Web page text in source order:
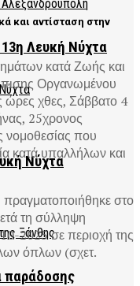
Λευκή Νύχτα
Νύχτα
παράδοσης
και αντίσταση στην
κατά Ζωής και
Οργανωμένου
ώρες χθες, Σάββατο 4
25χρονος
νομοθεσίας που
κατά υπαλλήλων και
στο
τη σύλληψη
2025 σε περιοχή της
όπλων (σχετ.